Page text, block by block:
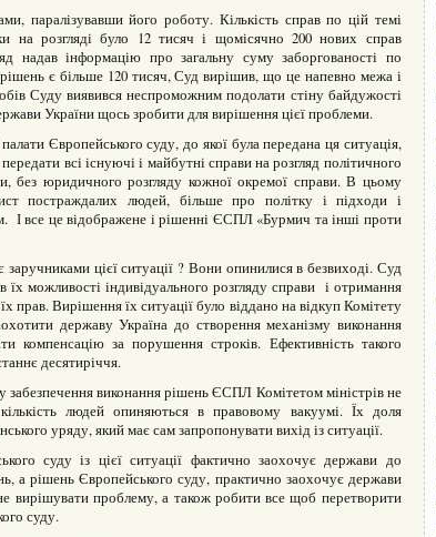
паралізувавши його роботу. Кількість справ по цій темі
на розгляді було 12 тисяч і щомісячно 200 нових справ
інформацію про загальну суму заборгованості по
є більше 120 тисяч, Суд вирішив, що це напевно межа і
Суду виявився неспроможним подолати стіну байдужості
України щось зробити для вирішення цієї проблеми.
Європейського суду, до якої була передана ця ситуація,
всі існуючі і майбутні справи на розгляд політичного
без юридичного розгляду кожної окремої справи. В цьому
постраждалих людей, більше про політку і підходи і
І все це відображене і рішенні ЄСПЛ «Бурмич та інші проти
заручниками цієї ситуації ? Вони опинилися в безвиході. Суд
можливості індивідуального розгляду справи і отримання
прав. Вирішення їх ситуації було віддано на відкуп Комітету
державу Україна до створення механізму виконання
компенсацію за порушення строків. Ефективність такого
десятиріччя.
забезпечення виконання рішень ЄСПЛ Комітетом міністрів не
людей опиняються в правовому вакуумі. Їх доля
уряду, який має сам запропонувати вихід із ситуації.
суду із цієї ситуації фактично заохочує держави до
а рішень Європейського суду, практично заохочує держави
вирішувати проблему, а також робити все щоб перетворити
суду.